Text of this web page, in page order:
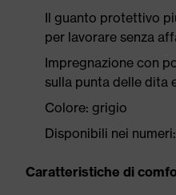
Il guanto protettivo
per lavorare senza
Impregnazione con
sulla punta delle dita
Colore: grigio
Disponibili nei
Caratteristiche di